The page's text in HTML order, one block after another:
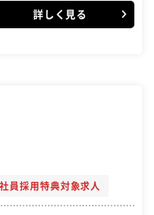
募集です！ 【経験者
お寿司の握り業務経験者は
ご入社も可能ですので、ぜ
詳しく見る
員採用特典対象求人